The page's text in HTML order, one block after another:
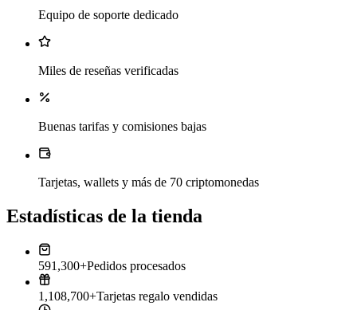
Equipo de soporte dedicado
Miles de reseñas verificadas
Buenas tarifas y comisiones bajas
Tarjetas, wallets y más de 70 criptomonedas
Estadísticas de la tienda
591,300+Pedidos procesados
1,108,700+Tarjetas regalo vendidas